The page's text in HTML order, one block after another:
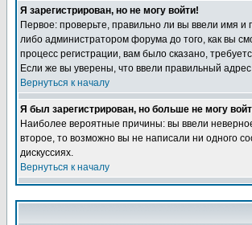
Я зарегистрирован, но не могу войти!
Первое: проверьте, правильно ли вы ввели имя
либо администратором форума до того, как вы
процесс регистрации, вам было сказано,
Если же вы уверены, что ввели правильный
Вернуться к началу
Я был зарегистрирован, но больше не могу
Наиболее вероятные причины: вы ввели
второе, то возможно вы не написали ни одного
дискуссиях.
Вернуться к началу